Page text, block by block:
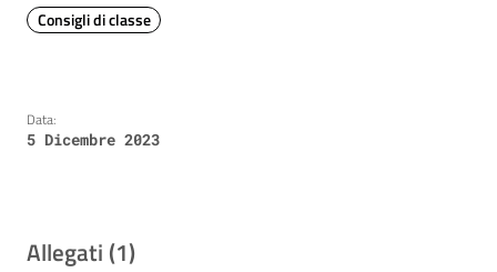
Consigli di classe
Data:
5 Dicembre 2023
Allegati (1)